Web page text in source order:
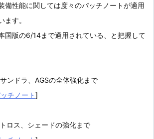
備性能に関しては度々のパッチノートが適用
ます。
国版の6/14まで適用されている、と把握して
ンドラ、AGSの全体強化まで
チノート]
ロス、シェードの強化まで